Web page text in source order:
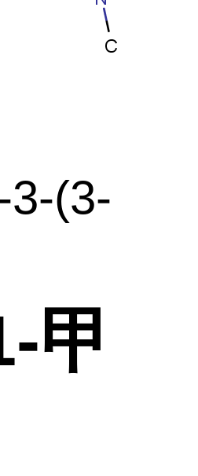
3-(3-
甲